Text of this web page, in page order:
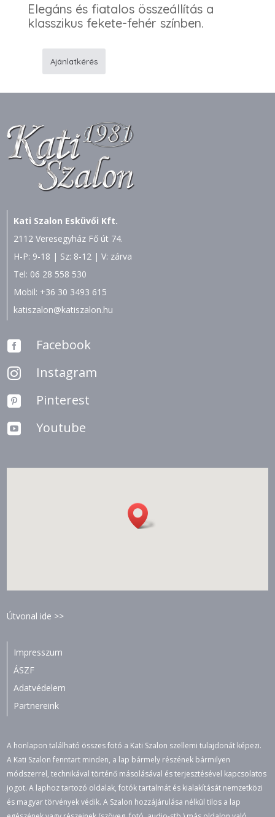
Elegáns és fiatalos összeállítás a
klasszikus fekete-fehér színben.
ruha
K62
öltöny
mennyiség
Ajánlatkérés
Kati Szalon Esküvői Kft.
2112 Veresegyház Fő út 74.
H-P: 9-18 | Sz: 8-12 | V: zárva
Tel: 06 28 558 530
Mobil: +36 30 3493 615
katiszalon@katiszalon.hu
 Facebook
 Instagram
 Pinterest
 Youtube
Útvonal ide >>
Impresszum
ÁSZF
Adatvédelem
Partnereink
A honlapon található összes fotó a Kati Szalon szellemi tulajdonát képezi.
A Kati Szalon fenntart minden, a lap bármely részének bármilyen
módszerrel, technikával történő másolásával és terjesztésével kapcsolatos
jogot. A laphoz tartozó oldalak, fotók tartalmát és kialakítását nemzetközi
és magyar törvények védik. A Szalon hozzájárulása nélkül tilos a lap